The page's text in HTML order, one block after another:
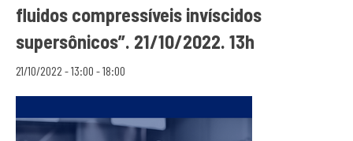
fluidos compressíveis invíscidos
supersônicos”. 21/10/2022. 13h
21/10/2022 - 13:00 -18:00